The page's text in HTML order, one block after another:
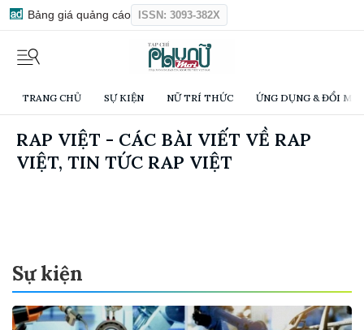
Bảng giá quảng cáo ISSN: 3093-382X
TRANG CHỦ SỰ KIỆN NỮ TRÍ THỨC ỨNG DỤNG & ĐỔI
RAP VIỆT - CÁC BÀI VIẾT VỀ RAP
VIỆT, TIN TỨC RAP VIỆT
Sự kiện